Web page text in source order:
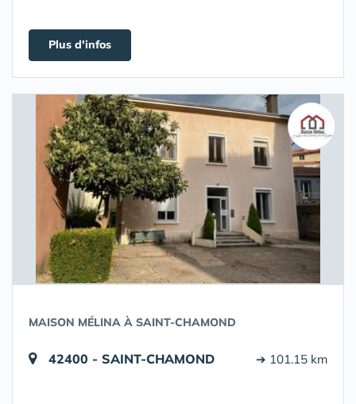
Plus d'infos
MAISON MÉLINA À SAINT-CHAMOND
42400 - SAINT-CHAMOND ➔ 101.15 km